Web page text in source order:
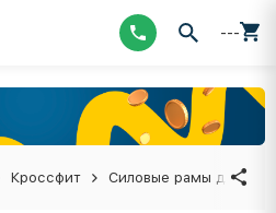
---
Кроссфит Силовые рамы для